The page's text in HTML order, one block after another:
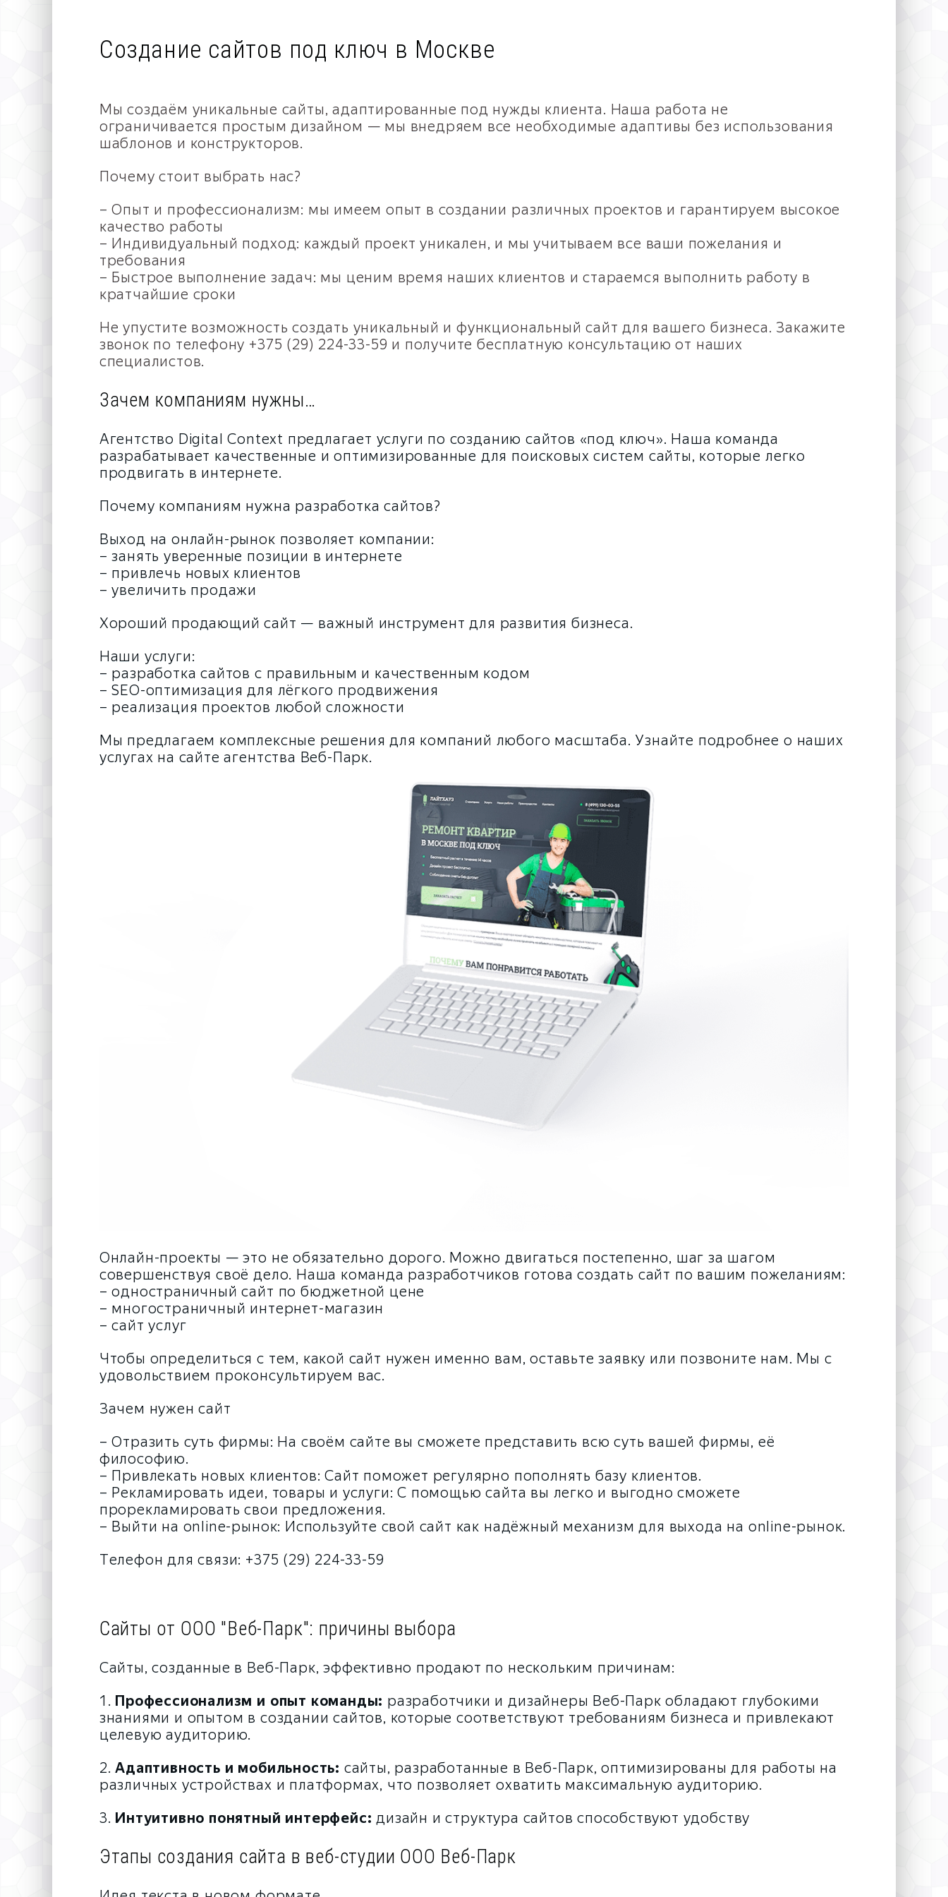
Создание сайтов под ключ в Москве
Мы создаём уникальные сайты, адаптированные под нужды клиента. Наша работа не
ограничивается простым дизайном — мы внедряем все необходимые адаптивы без использования
шаблонов и конструкторов.
Почему стоит выбрать нас?
– Опыт и профессионализм: мы имеем опыт в создании различных проектов и гарантируем высокое
качество работы
– Индивидуальный подход: каждый проект уникален, и мы учитываем все ваши пожелания и
требования
– Быстрое выполнение задач: мы ценим время наших клиентов и стараемся выполнить работу в
кратчайшие сроки
Не упустите возможность создать уникальный и функциональный сайт для вашего бизнеса. Закажите
звонок по телефону +375 (29) 224-33-59 и получите бесплатную консультацию от наших
специалистов.
Зачем компаниям нужны…
Агентство Digital Context предлагает услуги по созданию сайтов «под ключ». Наша команда
разрабатывает качественные и оптимизированные для поисковых систем сайты, которые легко
продвигать в интернете.
Почему компаниям нужна разработка сайтов?
Выход на онлайн-рынок позволяет компании:
– занять уверенные позиции в интернете
– привлечь новых клиентов
– увеличить продажи
Хороший продающий сайт — важный инструмент для развития бизнеса.
Наши услуги:
– разработка сайтов с правильным и качественным кодом
– SEO-оптимизация для лёгкого продвижения
– реализация проектов любой сложности
Мы предлагаем комплексные решения для компаний любого масштаба. Узнайте подробнее о наших
услугах на сайте агентства Веб-Парк.
Онлайн-проекты — это не обязательно дорого. Можно двигаться постепенно, шаг за шагом
совершенствуя своё дело. Наша команда разработчиков готова создать сайт по вашим пожеланиям:
– одностраничный сайт по бюджетной цене
– многостраничный интернет-магазин
– сайт услуг
Чтобы определиться с тем, какой сайт нужен именно вам, оставьте заявку или позвоните нам. Мы с
удовольствием проконсультируем вас.
Зачем нужен сайт
– Отразить суть фирмы: На своём сайте вы сможете представить всю суть вашей фирмы, её
философию.
– Привлекать новых клиентов: Сайт поможет регулярно пополнять базу клиентов.
– Рекламировать идеи, товары и услуги: С помощью сайта вы легко и выгодно сможете
прорекламировать свои предложения.
– Выйти на online-рынок: Используйте свой сайт как надёжный механизм для выхода на online-рынок.
Телефон для связи: +375 (29) 224-33-59
Сайты от ООО "Веб-Парк": причины выбора
Сайты, созданные в Веб-Парк, эффективно продают по нескольким причинам:
1. Профессионализм и опыт команды: разработчики и дизайнеры Веб-Парк обладают глубокими
знаниями и опытом в создании сайтов, которые соответствуют требованиям бизнеса и привлекают
целевую аудиторию.
2.Адаптивность и мобильность: сайты, разработанные в Веб-Парк, оптимизированы для работы на
различных устройствах и платформах, что позволяет охватить максимальную аудиторию.
3. Интуитивно понятный интерфейс: дизайн и структура сайтов способствуют удобству
Этапы создания сайта в веб-студии ООО Веб-Парк